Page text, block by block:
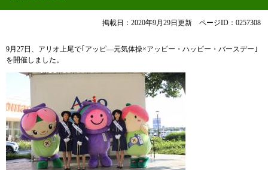
掲載日：2020年9月29日更新 ページID：0257308
9月27日、アリオ上尾で｢アッピ―元気体操×アッピー・ハッピー・バースデー｣
を開催しました。